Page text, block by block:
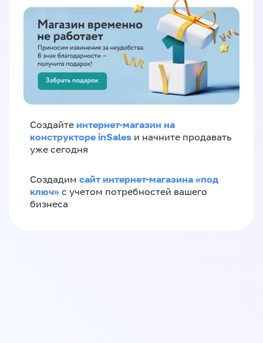
Создайте интернет-магазин на
конструкторе inSales и начните продавать
уже сегодня
Создадим сайт интернет-магазина «под
ключ» с учетом потребностей вашего
бизнеса